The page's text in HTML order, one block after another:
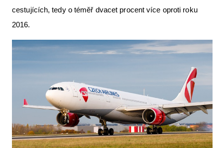
cestujících, tedy o téměř dvacet procent více oproti roku
2016.
Letecká muzea
The SAFE Guide app
Nabídky práce v letectví
Inzerujte s námi
E-SHOP